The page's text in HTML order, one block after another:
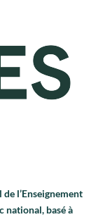
l’Enseignement
national, basé à